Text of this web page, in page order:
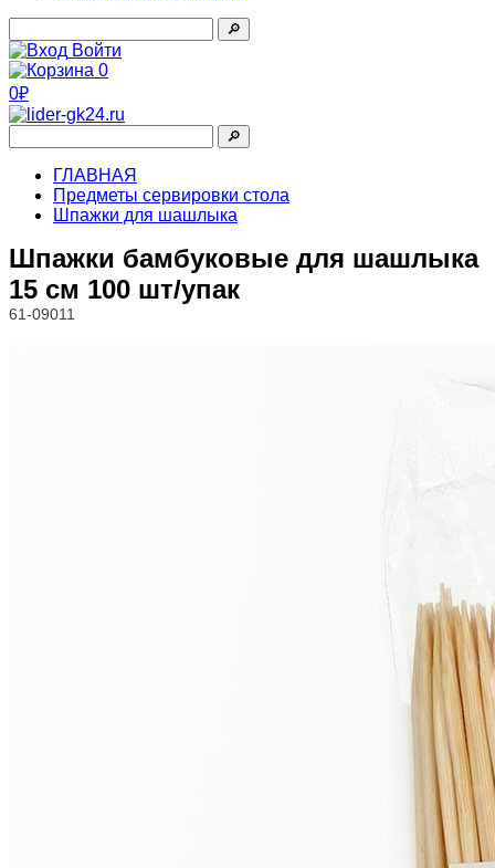
🔎︎
Войти
0
0₽
🔎︎
ГЛАВНАЯ
Предметы сервировки стола
Шпажки для шашлыка
Шпажки бамбуковые для шашлыка
15 см 100 шт/упак
61-09011